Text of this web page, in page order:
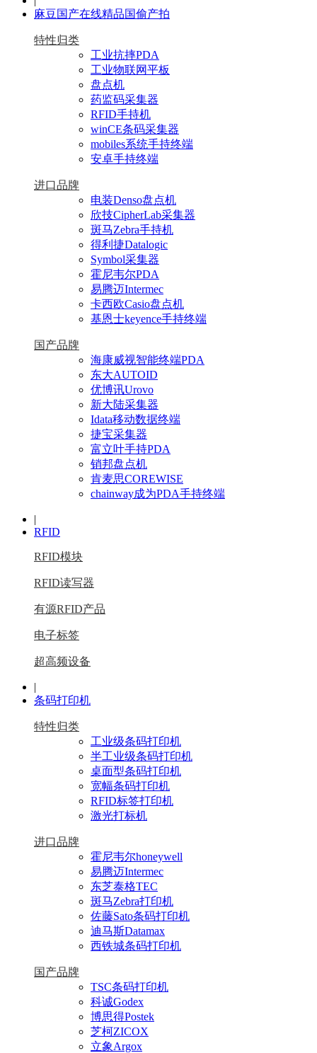
麻豆国产在线精品国偷产拍
特性归类
工业抗摔PDA
工业物联网平板
盘点机
药监码采集器
RFID手持机
winCE条码采集器
mobiles系统手持终端
安卓手持终端
进口品牌
电装Denso盘点机
欣技CipherLab采集器
斑马Zebra手持机
得利捷Datalogic
Symbol采集器
霍尼韦尔PDA
易腾迈Intermec
卡西欧Casio盘点机
基恩士keyence手持终端
国产品牌
海康威视智能终端PDA
东大AUTOID
优博讯Urovo
新大陆采集器
Idata移动数据终端
捷宝采集器
富立叶手持PDA
销邦盘点机
肯麦思COREWISE
chainway成为PDA手持终端
|
RFID
RFID模块
RFID读写器
有源RFID产品
电子标签
超高频设备
|
条码打印机
特性归类
工业级条码打印机
半工业级条码打印机
桌面型条码打印机
宽幅条码打印机
RFID标签打印机
激光打标机
进口品牌
霍尼韦尔honeywell
易腾迈Intermec
东芝泰格TEC
斑马Zebra打印机
佐藤Sato条码打印机
迪马斯Datamax
西铁城条码打印机
国产品牌
TSC条码打印机
科诚Godex
博思得Postek
芝柯ZICOX
立象Argox